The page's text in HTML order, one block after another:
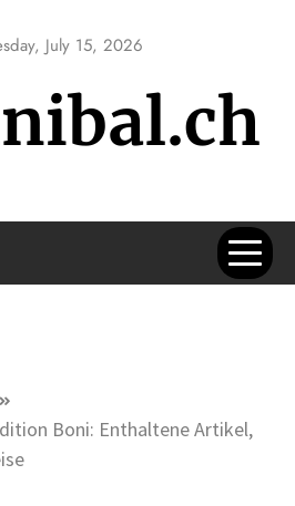
July 15, 2026
Boni: Enthaltene Artikel,